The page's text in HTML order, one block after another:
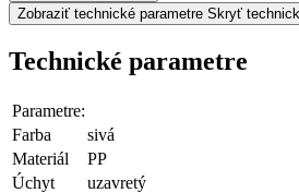
Zobraziť technické parametre Skryť
Technické parametre
Parametre:
Farba
sivá
Materiál
PP
Úchyt
uzavretý